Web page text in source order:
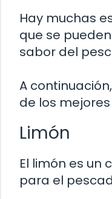
Hay muchas
que se
sabor del
A
de los
Limón
El limón es un
para el